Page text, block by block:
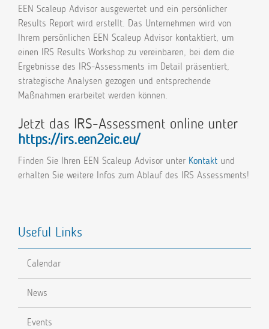
EEN Scaleup Advisor ausgewertet und ein persönlicher
Results Report wird erstellt. Das Unternehmen wird von
Ihrem persönlichen EEN Scaleup Advisor kontaktiert, um
einen IRS Results Workshop zu vereinbaren, bei dem die
Ergebnisse des IRS-Assessments im Detail präsentiert,
strategische Analysen gezogen und entsprechende
Maßnahmen erarbeitet werden können.
Jetzt das IRS-Assessment online unter
https://irs.een2eic.eu/
Finden Sie Ihren EEN Scaleup Advisor unter Kontakt und
erhalten Sie weitere Infos zum Ablauf des IRS Assessments!
Useful Links
Calendar
News
Events